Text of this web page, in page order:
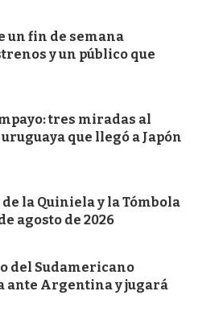
un fin de semana
y un público que
tres miradas al
que llegó a Japón
la Quiniela y la Tómbola
agosto de 2026
del Sudamericano
ante Argentina y jugará